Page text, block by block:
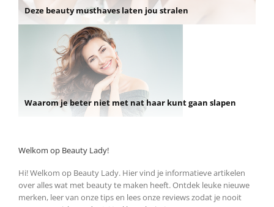
Deze beauty musthaves laten jou stralen
Waarom je beter niet met nat haar kunt gaan slapen
Welkom op Beauty Lady!
Hi! Welkom op Beauty Lady. Hier vind je informatieve artikelen
over alles wat met beauty te maken heeft. Ontdek leuke nieuwe
merken, leer van onze tips en lees onze reviews zodat je nooit